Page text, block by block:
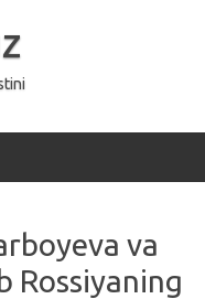
va
Rossiyaning